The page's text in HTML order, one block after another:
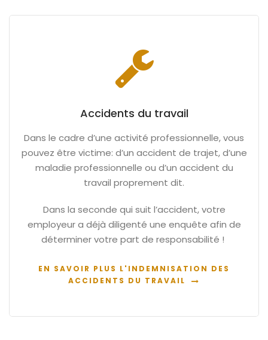
Accidents du travail
Dans le cadre d’une activité professionnelle, vous
pouvez être victime: d’un accident de trajet, d’une
maladie professionnelle ou d’un accident du
travail proprement dit.
Dans la seconde qui suit l’accident, votre
employeur a déjà diligenté une enquête afin de
déterminer votre part de responsabilité !
EN SAVOIR PLUS L'INDEMNISATION DES
ACCIDENTS DU TRAVAIL